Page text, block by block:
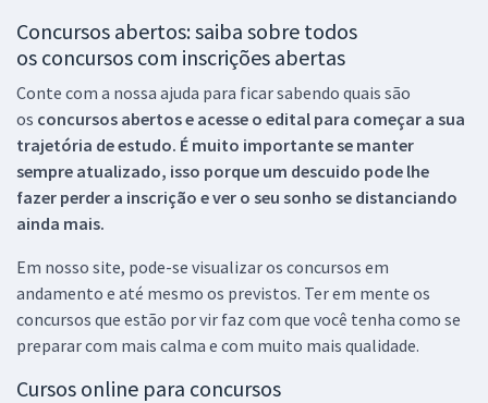
Concursos abertos: saiba sobre todos
os concursos com inscrições abertas
Conte com a nossa ajuda para ficar sabendo quais são
os concursos abertos e acesse o edital para começar a sua
trajetória de estudo. É muito importante se manter
sempre atualizado, isso porque um descuido pode lhe
fazer perder a inscrição e ver o seu sonho se distanciando
ainda mais.
Em nosso site, pode-se visualizar os concursos em
andamento e até mesmo os previstos. Ter em mente os
concursos que estão por vir faz com que você tenha como se
preparar com mais calma e com muito mais qualidade.
Cursos online para concursos